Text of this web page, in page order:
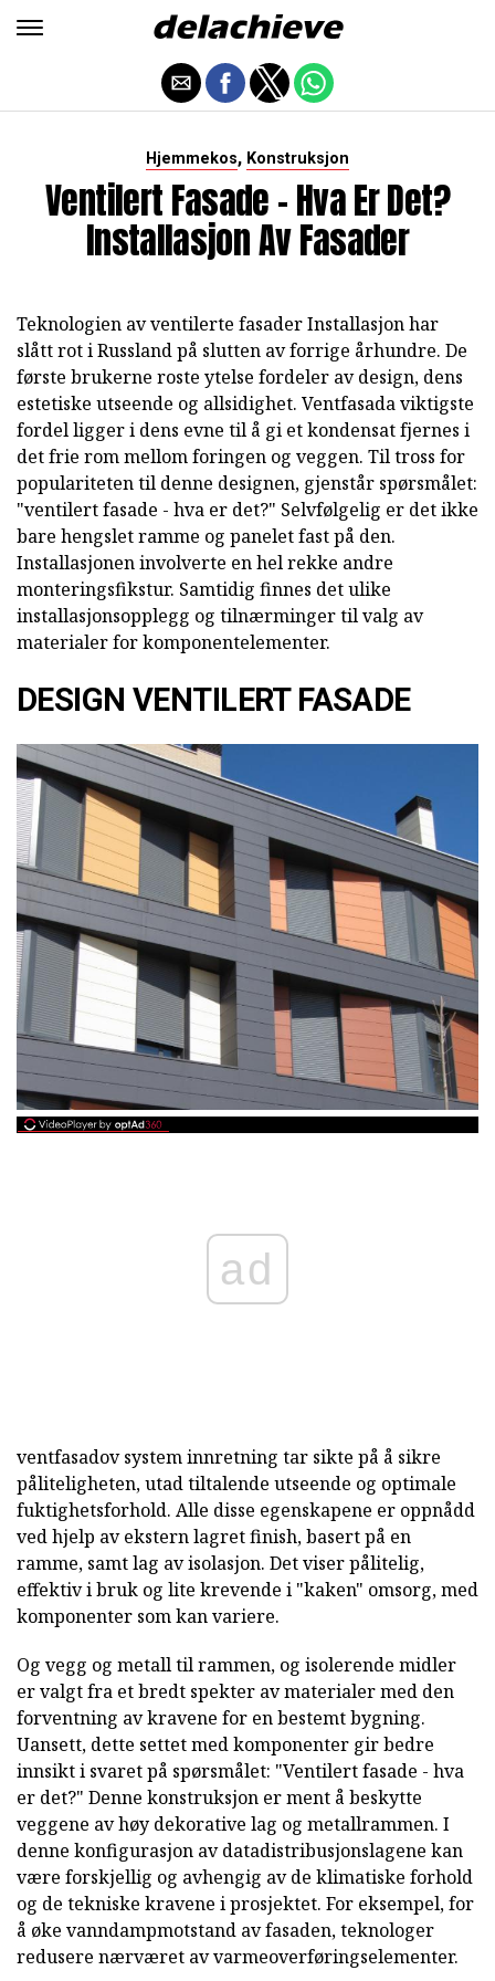
Hjemmekos, Konstruksjon
Ventilert Fasade - Hva Er Det?
Installasjon Av Fasader
Teknologien av ventilerte fasader Installasjon har
slått rot i Russland på slutten av forrige århundre. De
første brukerne roste ytelse fordeler av design, dens
estetiske utseende og allsidighet. Ventfasada viktigste
fordel ligger i dens evne til å gi et kondensat fjernes i
det frie rom mellom foringen og veggen. Til tross for
populariteten til denne designen, gjenstår spørsmålet:
"ventilert fasade - hva er det?" Selvfølgelig er det ikke
bare hengslet ramme og panelet fast på den.
Installasjonen involverte en hel rekke andre
monteringsfikstur. Samtidig finnes det ulike
installasjonsopplegg og tilnærminger til valg av
materialer for komponentelementer.
DESIGN VENTILERT FASADE
ad
ventfasadov system innretning tar sikte på å sikre
påliteligheten, utad tiltalende utseende og optimale
fuktighetsforhold. Alle disse egenskapene er oppnådd
ved hjelp av ekstern lagret finish, basert på en
ramme, samt lag av isolasjon. Det viser pålitelig,
effektiv i bruk og lite krevende i "kaken" omsorg, med
komponenter som kan variere.
Og vegg og metall til rammen, og isolerende midler
er valgt fra et bredt spekter av materialer med den
forventning av kravene for en bestemt bygning.
Uansett, dette settet med komponenter gir bedre
innsikt i svaret på spørsmålet: "Ventilert fasade - hva
er det?" Denne konstruksjon er ment å beskytte
veggene av høy dekorative lag og metallrammen. I
denne konfigurasjon av datadistribusjonslagene kan
være forskjellig og avhengig av de klimatiske forhold
og de tekniske kravene i prosjektet. For eksempel, for
å øke vanndampmotstand av fasaden, teknologer
redusere nærværet av varmeoverføringselementer.